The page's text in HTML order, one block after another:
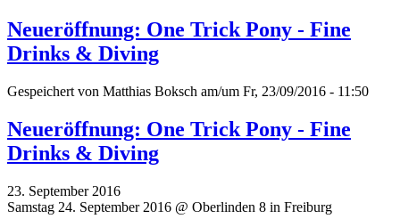
Neueröffnung: One Trick Pony - Fine
Drinks & Diving
Gespeichert von Matthias Boksch am/um Fr, 23/09/2016 - 11:50
Neueröffnung: One Trick Pony - Fine
Drinks & Diving
23. September 2016
Samstag 24. September 2016 @ Oberlinden 8 in Freiburg